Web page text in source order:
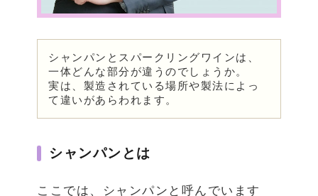
シャンパンとスパークリングワインは、
一体どんな部分が違うのでしょうか。
実は、製造されている場所や製法によっ
て違いがあらわれます。
シャンパンとは
ここでは、シャンパンと呼んでいます